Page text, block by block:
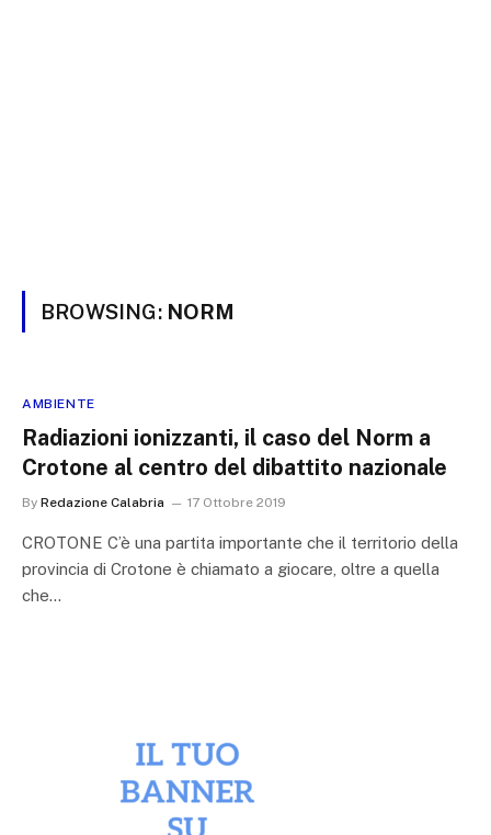
BROWSING: NORM
AMBIENTE
Radiazioni ionizzanti, il caso del Norm a
Crotone al centro del dibattito nazionale
By Redazione Calabria 17 Ottobre 2019
CROTONE C’è una partita importante che il territorio della
provincia di Crotone è chiamato a giocare, oltre a quella
che…